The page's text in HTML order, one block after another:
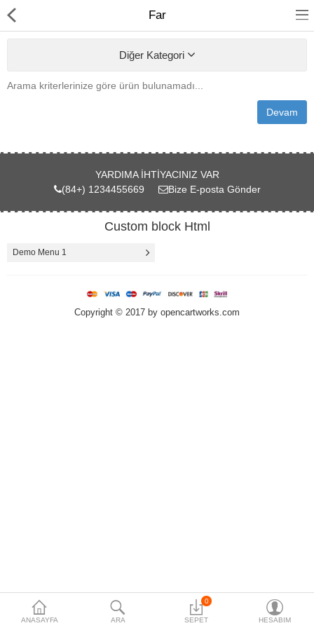
Yakıt Filtreleri
A. Listem (0)
ANASAYFA ARA
0
SEPET HESABIM
Far
Diğer Kategori
Arama kriterlerinize göre ürün bulunamadı...
Devam
YARDIMA IHTIYACINIZ VAR
(84+) 1234455669
Bize E-posta Gönder
Custom block Html
Demo Menu 1
Copyright © 2017 by opencartworks.com